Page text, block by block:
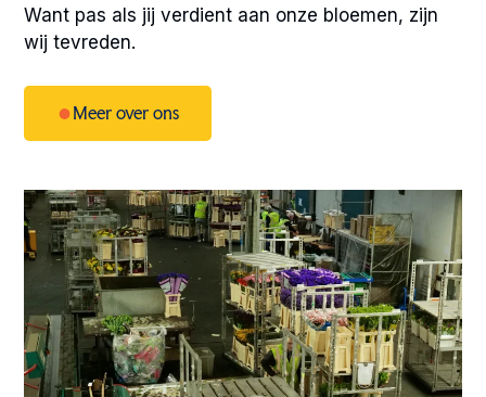
Want pas als jij verdient aan onze bloemen, zijn
wij tevreden.
Meer over ons